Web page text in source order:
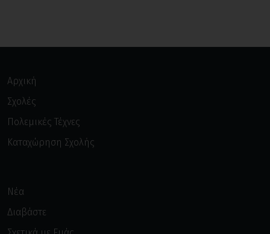
Αρχική
Σχολές
Πολεμικές Τέχνες
Καταχώρηση Σχολής
Νέα
Διαβάστε